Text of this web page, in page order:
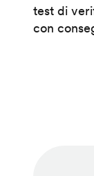
test di
con